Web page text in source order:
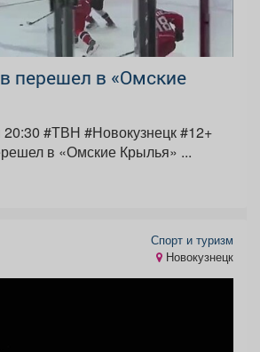
перешел в «Омские
20:30 #ТВН #Новокузнецк #12+
Лев Стариков перешел в «Омские Крылья» ...
Спорт и туризм
Новокузнецк